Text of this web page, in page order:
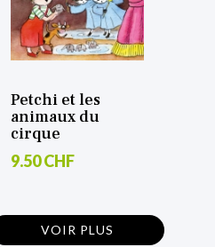
Petchi et les
animaux du
cirque
9.50 CHF
VOIR PLUS